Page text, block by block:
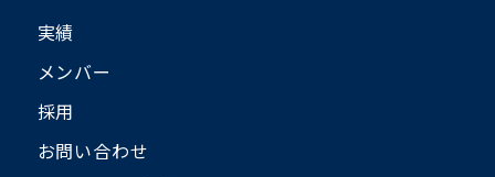
実績
メンバー
採用
お問い合わせ